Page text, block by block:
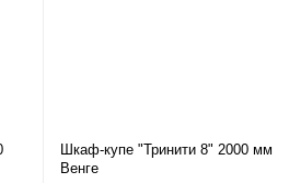
Шкаф-купе "Тринити 8" 2000 мм
Венге